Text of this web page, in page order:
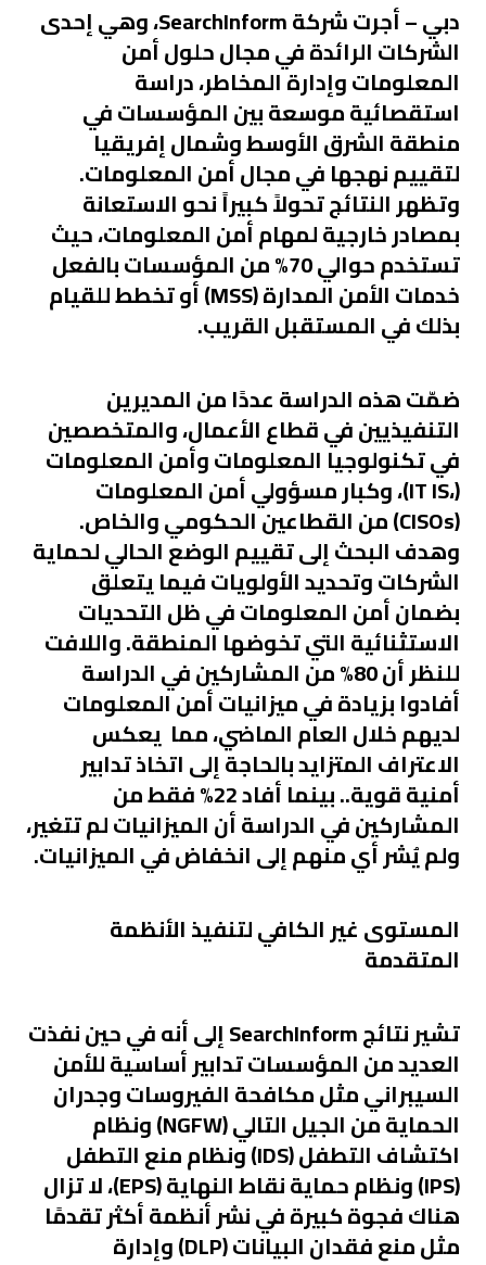
دبي – أجرت شركة SearchInform، وهي إحدى
الشركات الرائدة في مجال حلول أمن
المعلومات وإدارة المخاطر، دراسة
استقصائية موسعة بين المؤسسات في
منطقة الشرق الأوسط وشمال إفريقيا
لتقييم نهجها في مجال أمن المعلومات.
وتظهر النتائج تحولاً كبيراً نحو الاستعانة
بمصادر خارجية لمهام أمن المعلومات، حيث
تستخدم حوالي 70% من المؤسسات بالفعل
خدمات الأمن المدارة (MSS) أو تخطط للقيام
بذلك في المستقبل القريب.
ضمّت هذه الدراسة عددًا من المديرين
التنفيذيين في قطاع الأعمال، والمتخصصين
في تكنولوجيا المعلومات وأمن المعلومات
(،IT IS)، وكبار مسؤولي أمن المعلومات
(CISOs) من القطاعين الحكومي والخاص.
وهدف البحث إلى تقييم الوضع الحالي لحماية
الشركات وتحديد الأولويات فيما يتعلق
بضمان أمن المعلومات في ظل التحديات
الاستثنائية التي تخوضها المنطقة. واللافت
للنظر أن 80% من المشاركين في الدراسة
أفادوا بزيادة في ميزانيات أمن المعلومات
لديهم خلال العام الماضي، مما يعكس
الاعتراف المتزايد بالحاجة إلى اتخاذ تدابير
أمنية قوية.. بينما أفاد 22% فقط من
المشاركين في الدراسة أن الميزانيات لم تتغير،
ولم يُشر أي منهم إلى انخفاض في الميزانيات.
المستوى غير الكافي لتنفيذ الأنظمة
المتقدمة
تشير نتائج SearchInform إلى أنه في حين نفذت
العديد من المؤسسات تدابير أساسية للأمن
السيبراني مثل مكافحة الفيروسات وجدران
الحماية من الجيل التالي (NGFW) ونظام
اكتشاف التطفل (IDS) ونظام منع التطفل
(IPS) ونظام حماية نقاط النهاية (EPS)، لا تزال
هناك فجوة كبيرة في نشر أنظمة أكثر تقدمًا
مثل منع فقدان البيانات (DLP) وإدارة